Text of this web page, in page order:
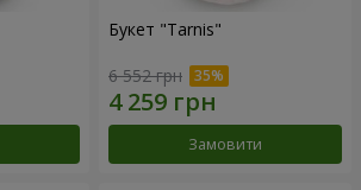
Букет "Tarnis"
6 552 грн
Замовити